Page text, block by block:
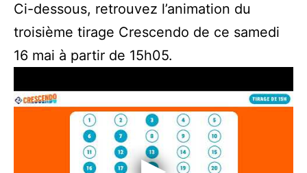
Ci-dessous, retrouvez l’animation du
troisième tirage Crescendo de ce samedi
16 mai à partir de 15h05.